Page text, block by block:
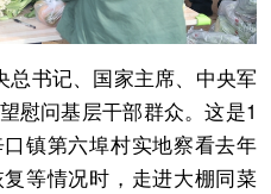
书记、国家主席、中央军
慰问基层干部群众。这是1
镇第六埠村实地察看去年
等情况时，走进大棚同菜